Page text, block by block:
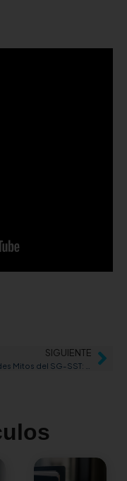
SIGUIENTE